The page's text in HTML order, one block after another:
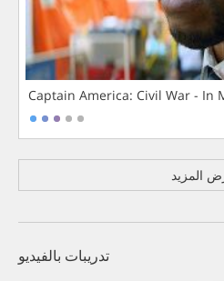
Captain America: Civil War - In
المزيد
تدريبات بالفيديو